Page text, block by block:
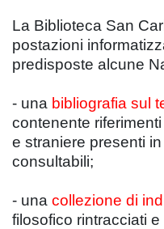
La Biblioteca San
postazioni
predisposte alcune
- una bibliografia sul
contenente
e straniere presenti
consultabili;
- una collezione di
filosofico rintracciati